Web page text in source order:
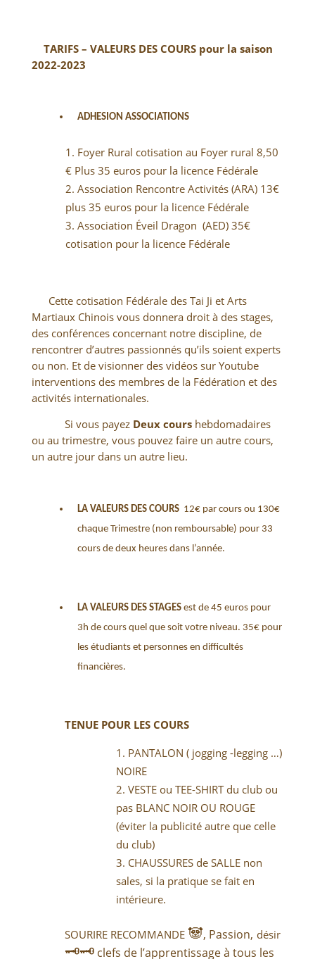
TARIFS – VALEURS DES COURS pour la saison
2022-2023
ADHESION ASSOCIATIONS
Foyer Rural cotisation au Foyer rural 8,50
€ Plus 35 euros pour la licence Fédérale
Association Rencontre Activités (ARA) 13€
plus 35 euros pour la licence Fédérale
Association Éveil Dragon (AED) 35€
cotisation pour la licence Fédérale
Cette cotisation Fédérale des Tai Ji et Arts
Martiaux Chinois vous donnera droit à des stages,
des conférences concernant notre discipline, de
rencontrer d’autres passionnés qu’ils soient experts
ou non. Et de visionner des vidéos sur Youtube
interventions des membres de la Fédération et des
activités internationales.
Si vous payez Deux courshebdomadaires
ou au trimestre, vous pouvez faire un autre cours,
un autre jour dans un autre lieu.
LA VALEURS DES COURS 12€ par cours ou 130€
chaque Trimestre (non remboursable) pour 33
cours de deux heures dans l’année.
LA VALEURS DES STAGESest de 45 euros pour
3h de cours quel que soit votre niveau. 35€ pour
les étudiants et personnes en difficultés
financières.
TENUE POUR LES COURS
PANTALON ( jogging -legging …)
NOIRE
VESTE ou TEE-SHIRT du club ou
pas BLANC NOIR OU ROUGE
(éviter la publicité autre que celle
du club)
CHAUSSURES de SALLE non
sales, si la pratique se fait en
intérieure.
SOURIRE RECOMMANDE🐼, Passion, désir
🗝🗝clefs de l’apprentissage à tous les